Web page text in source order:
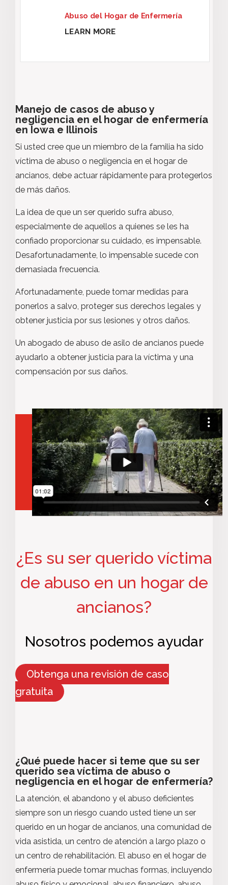
Abuso del Hogar de Enfermería
LEARN MORE
Manejo de casos de abuso y
negligencia en el hogar de enfermería
en Iowa e Illinois
Si usted cree que un miembro de la familia ha sido
víctima de abuso o negligencia en el hogar de
ancianos, debe actuar rápidamente para protegerlos
de más daños.
La idea de que un ser querido sufra abuso,
especialmente de aquellos a quienes se les ha
confiado proporcionar su cuidado, es impensable.
Desafortunadamente, lo impensable sucede con
demasiada frecuencia.
Afortunadamente, puede tomar medidas para
ponerlos a salvo, proteger sus derechos legales y
obtener justicia por sus lesiones y otros daños.
Un abogado de abuso de asilo de ancianos puede
ayudarlo a obtener justicia para la víctima y una
compensación por sus daños.
¿Es su ser querido víctima
de abuso en un hogar de
ancianos?
Nosotros podemos ayudar
Obtenga una revisión de caso
gratuita
¿Qué puede hacer si teme que su ser
querido sea víctima de abuso o
negligencia en el hogar de enfermería?
La atención, el abandono y el abuso deficientes
siempre son un riesgo cuando usted tiene un ser
querido en un hogar de ancianos, una comunidad de
vida asistida, un centro de atención a largo plazo o
un centro de rehabilitación. El abuso en el hogar de
enfermería puede tomar muchas formas, incluyendo